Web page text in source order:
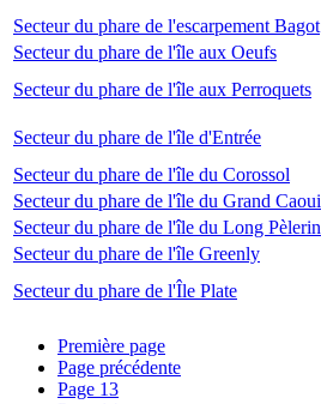
Secteur du phare de l'escarpement Bagot
Secteur du phare de l'île aux Oeufs
Secteur du phare de l'île aux Perroquets
Secteur du phare de l'île d'Entrée
Secteur du phare de l'île du Corossol
Secteur du phare de l'île du Grand Caoui
Secteur du phare de l'île du Long Pèlerin
Secteur du phare de l'île Greenly
Secteur du phare de l'Île Plate
Première page
Page précédente
Page 13